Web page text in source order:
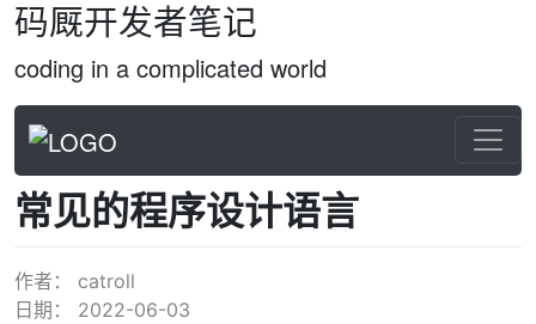
码厩开发者笔记
coding in a complicated world
常见的程序设计语言
作者： catroll
日期： 2022-06-03